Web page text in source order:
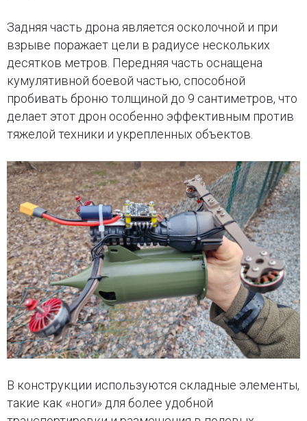
Задняя часть дрона является осколочной и при
взрыве поражает цели в радиусе нескольких
десятков метров. Передняя часть оснащена
кумулятивной боевой частью, способной
пробивать броню толщиной до 9 сантиметров, что
делает этот дрон особенно эффективным против
тяжелой техники и укрепленных объектов.
В конструкции используются складные элементы,
такие как «ноги» для более удобной